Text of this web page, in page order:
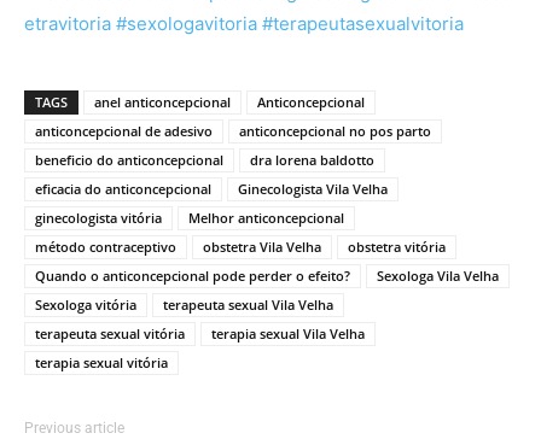
etravitoria #sexologavitoria #terapeutasexualvitoria
TAGS anel anticoncepcional
Anticoncepcional
anticoncepcional de adesivo
anticoncepcional no pos parto
beneficio do anticoncepcional
dra lorena baldotto
eficacia do anticoncepcional
Ginecologista Vila Velha
ginecologista vitória
Melhor anticoncepcional
método contraceptivo
obstetra Vila Velha
obstetra vitória
Quando o anticoncepcional pode perder o efeito?
Sexologa Vila Velha
Sexologa vitória
terapeuta sexual Vila Velha
terapeuta sexual vitória
terapia sexual Vila Velha
terapia sexual vitória
Previous article